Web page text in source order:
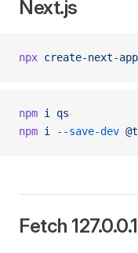
Next.js
npx create-next-
npm i
qs
npm i --save-dev
Fetch 127.0.0.1